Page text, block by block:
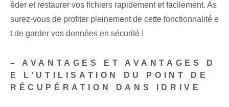
éder et restaurer vos fichiers rapidement et facilement. As
surez-vous de profiter pleinement de cette fonctionnalité e
t de garder vos données en sécurité !
– AVANTAGES ET AVANTAGES D
E L’UTILISATION DU POINT DE
RÉCUPÉRATION DANS IDRIVE